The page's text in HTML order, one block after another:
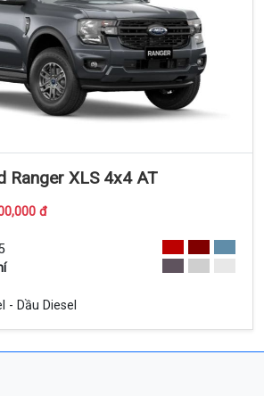
Ranger XLS 4x4 AT
đ
- Dầu Diesel